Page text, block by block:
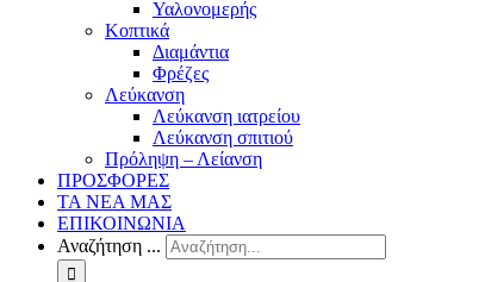
Υαλονομερής
Κοπτικά
Διαμάντια
Φρέζες
Λεύκανση
Λεύκανση ιατρείου
Λεύκανση σπιτιού
Πρόληψη – Λείανση
ΠΡΟΣΦΟΡΕΣ
ΤΑ ΝΕΑ ΜΑΣ
ΕΠΙΚΟΙΝΩΝΙΑ
Αναζήτηση ...